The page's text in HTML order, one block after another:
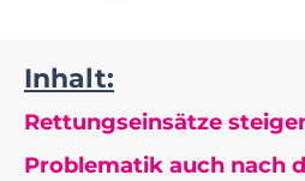
Inhalt:
Rettungseinsätze
Problematik auch nach